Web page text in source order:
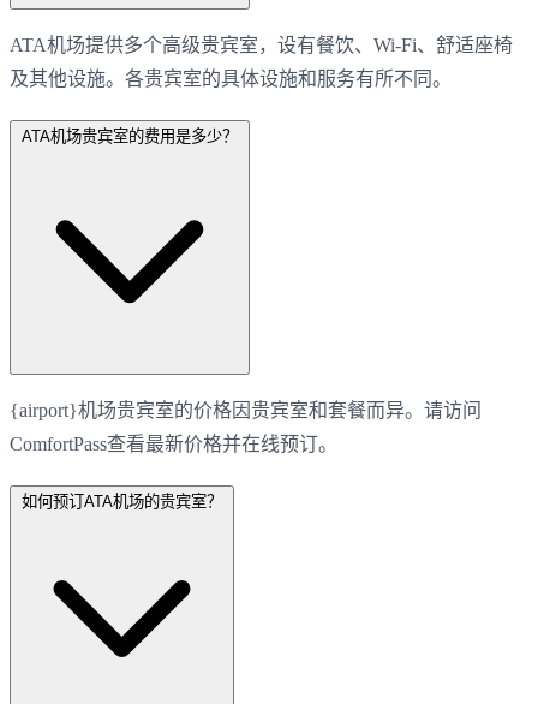
ATA机场提供多个高级贵宾室，设有餐饮、Wi-Fi、舒适座椅
及其他设施。各贵宾室的具体设施和服务有所不同。
ATA机场贵宾室的费用是多少？
{airport}机场贵宾室的价格因贵宾室和套餐而异。请访问
ComfortPass查看最新价格并在线预订。
如何预订ATA机场的贵宾室？